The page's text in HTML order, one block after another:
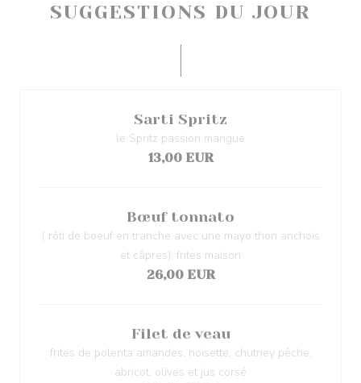
SUGGESTIONS DU JOUR
Sarti Spritz
le Spritz passion mangue
13,00 EUR
Bœuf tonnato
( rôti de boeuf en tranche avec une mayo thon anchois
et câpres), frites maison
26,00 EUR
Filet de veau
frites de polenta amandes, noisette, chutney pêche,
abricot, olives et jus corsé